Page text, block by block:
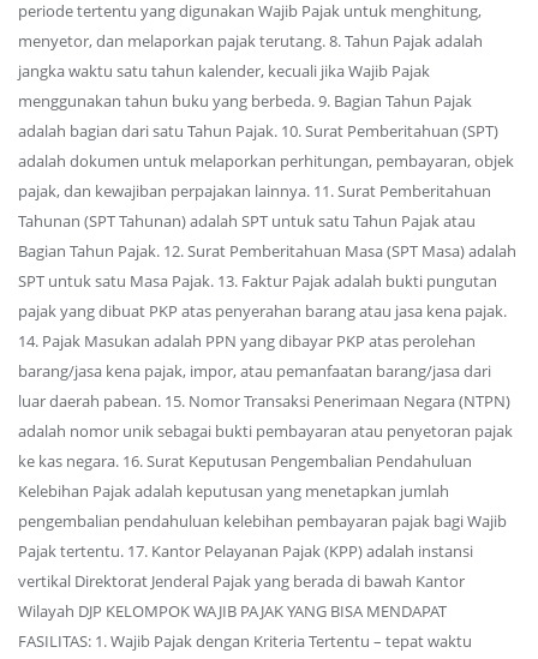
periode tertentu yang digunakan Wajib Pajak untuk menghitung,
menyetor, dan melaporkan pajak terutang. 8. Tahun Pajak adalah
jangka waktu satu tahun kalender, kecuali jika Wajib Pajak
menggunakan tahun buku yang berbeda. 9. Bagian Tahun Pajak
adalah bagian dari satu Tahun Pajak. 10. Surat Pemberitahuan (SPT)
adalah dokumen untuk melaporkan perhitungan, pembayaran, objek
pajak, dan kewajiban perpajakan lainnya. 11. Surat Pemberitahuan
Tahunan (SPT Tahunan) adalah SPT untuk satu Tahun Pajak atau
Bagian Tahun Pajak. 12. Surat Pemberitahuan Masa (SPT Masa) adalah
SPT untuk satu Masa Pajak. 13. Faktur Pajak adalah bukti pungutan
pajak yang dibuat PKP atas penyerahan barang atau jasa kena pajak.
14. Pajak Masukan adalah PPN yang dibayar PKP atas perolehan
barang/jasa kena pajak, impor, atau pemanfaatan barang/jasa dari
luar daerah pabean. 15. Nomor Transaksi Penerimaan Negara (NTPN)
adalah nomor unik sebagai bukti pembayaran atau penyetoran pajak
ke kas negara. 16. Surat Keputusan Pengembalian Pendahuluan
Kelebihan Pajak adalah keputusan yang menetapkan jumlah
pengembalian pendahuluan kelebihan pembayaran pajak bagi Wajib
Pajak tertentu. 17. Kantor Pelayanan Pajak (KPP) adalah instansi
vertikal Direktorat Jenderal Pajak yang berada di bawah Kantor
Wilayah DJP KELOMPOK WAJIB PAJAK YANG BISA MENDAPAT
FASILITAS: 1. Wajib Pajak dengan Kriteria Tertentu – tepat waktu